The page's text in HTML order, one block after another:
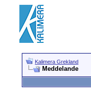
Kalimera Grekland
Meddelande